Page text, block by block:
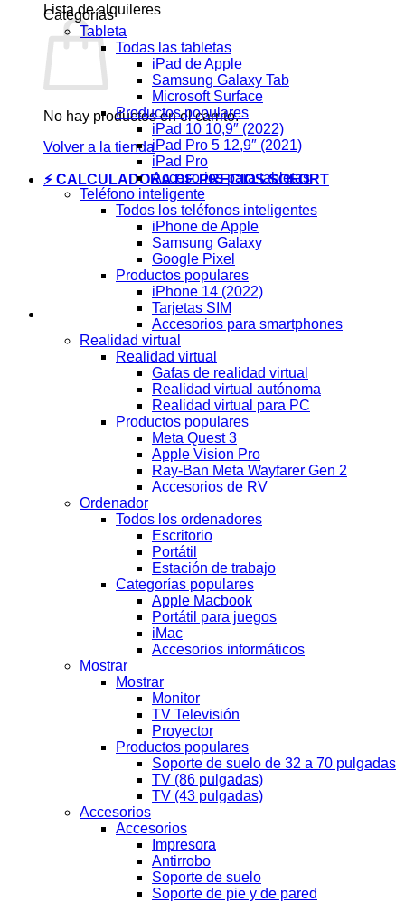
Lista de alquileres
No hay productos en el carrito.
Volver a la tienda
⚡ CALCULADORA DE PRECIOS SOFORT
Categorías
Tableta
Todas las tabletas
iPad de Apple
Samsung Galaxy Tab
Microsoft Surface
Productos populares
iPad 10 10,9″ (2022)
iPad Pro 5 12,9″ (2021)
iPad Pro
Accesorios para tabletas
Teléfono inteligente
Todos los teléfonos inteligentes
iPhone de Apple
Samsung Galaxy
Google Pixel
Productos populares
iPhone 14 (2022)
Tarjetas SIM
Accesorios para smartphones
Realidad virtual
Realidad virtual
Gafas de realidad virtual
Realidad virtual autónoma
Realidad virtual para PC
Productos populares
Meta Quest 3
Apple Vision Pro
Ray-Ban Meta Wayfarer Gen 2
Accesorios de RV
Ordenador
Todos los ordenadores
Escritorio
Portátil
Estación de trabajo
Categorías populares
Apple Macbook
Portátil para juegos
iMac
Accesorios informáticos
Mostrar
Mostrar
Monitor
TV Televisión
Proyector
Productos populares
Soporte de suelo de 32 a 70 pulgadas
TV (86 pulgadas)
TV (43 pulgadas)
Accesorios
Accesorios
Impresora
Antirrobo
Soporte de suelo
Soporte de pie y de pared